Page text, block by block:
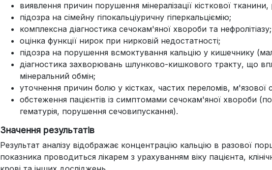
виявлення причин порушення мінералізації кісткової тканини,
підозра на сімейну гіпокальціуричну гіперкальціємію;
комплексна діагностика сечокам'яної хвороби та нефролітіазу;
оцінка функції нирок при нирковій недостатності;
підозра на порушення всмоктування кальцію у кишечнику
діагностика захворювань шлунково-кишкового тракту, що
мінеральний обмін;
уточнення причин болю у кістках, частих переломів, м'язової
обстеження пацієнтів із симптомами сечокам'яної хвороби
гематурія, порушення сечовипускання).
Значення результатів
Результат аналізу відображає концентрацію кальцію в разової
показника проводиться лікарем з урахуванням віку пацієнта,